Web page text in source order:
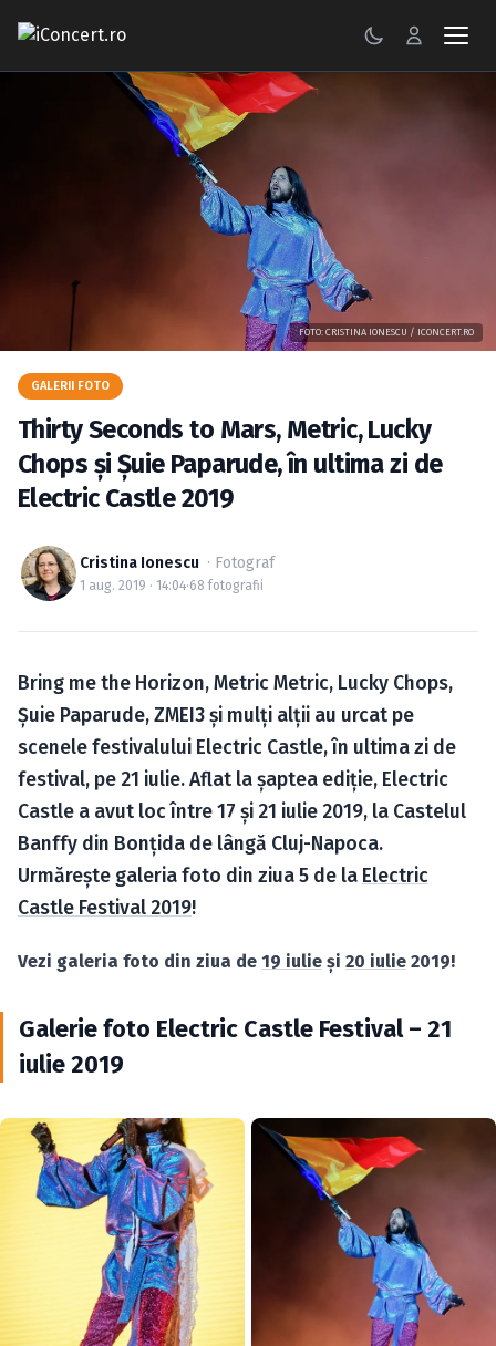
GALERII FOTO
BILETE
Autentificare
Caută în site...
FOTO: CRISTINA IONESCU / ICONCERT.RO
GALERII FOTO
Thirty Seconds to Mars, Metric, Lucky
Chops şi Şuie Paparude, în ultima zi de
Electric Castle 2019
Cristina Ionescu · Fotograf
1 aug. 2019 · 14:04·68 fotografii
Bring me the Horizon, Metric Metric, Lucky Chops,
Şuie Paparude, ZMEI3 şi mulţi alţii au urcat pe
scenele festivalului Electric Castle, în ultima zi de
festival, pe 21 iulie. Aflat la şaptea ediţie, Electric
Castle a avut loc între 17 şi 21 iulie 2019, la Castelul
Banffy din Bonţida de lângă Cluj-Napoca.
Urmăreşte galeria foto din ziua 5 de la Electric
Castle Festival 2019!
Vezi galeria foto din ziua de 19 iulie şi 20 iulie 2019!
Galerie foto Electric Castle Festival – 21
iulie 2019